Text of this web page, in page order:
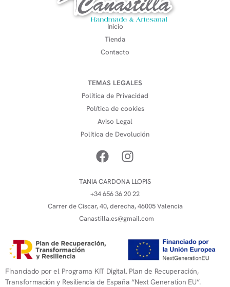
Inicio
Tienda
Contacto
TEMAS LEGALES
Política de Privacidad
Política de cookies
Aviso Legal
Política de Devolución
TANIA CARDONA LLOPIS
+34 656 36 20 22
Carrer de Ciscar, 40, derecha, 46005 Valencia
Canastilla.es@gmail.com
Financiado por el Programa KIT Digital. Plan de Recuperación,
Transformación y Resiliencia de España “Next Generation EU”.